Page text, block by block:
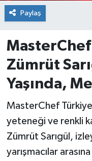
Paylaş
Zümrüt
Yaşında,
MasterChef
yeteneği ve renkli
Zümrüt Sarıgül,
yarışmacılar
Erdek
Gönen
Havran
İvrindi
KENT